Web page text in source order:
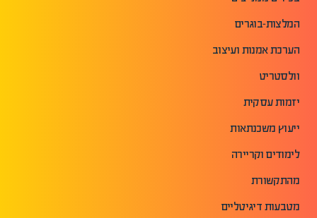
המלצות-בוגרים
הערכת אמנות ועיצוב
וולסטריט
יזמות עסקית
ייעוץ משכנתאות
לימודים וקריירה
מהתקשורת
מטבעות דיגיטליים